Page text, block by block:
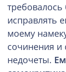
исправлять
моему
сочинения и
недочеты.